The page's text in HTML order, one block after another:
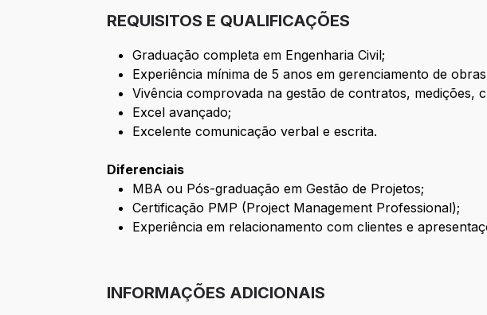
REQUISITOS E QUALIFICAÇÕES
Graduação completa em Engenharia Civil;
Experiência mínima de 5 anos em gerenciamento de
Vivência comprovada na gestão de contratos, medições,
Excel avançado;
Excelente comunicação verbal e escrita.
Diferenciais
MBA ou Pós-graduação em Gestão de Projetos;
Certificação PMP (Project Management Professional);
Experiência em relacionamento com clientes e
INFORMAÇÕES ADICIONAIS